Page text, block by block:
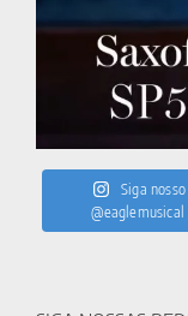
Siga